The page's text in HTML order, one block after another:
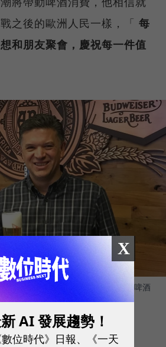
之後的歐洲人民一樣，「 每
和朋友聚會，慶祝每一件值
風潮樂觀以待，相信將會帶動大量啤酒
X
AI 發展趨勢！
位時代》日報、《一天